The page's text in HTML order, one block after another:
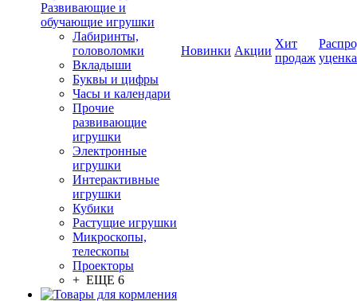
Развивающие и
обучающие игрушки
Лабиринты,
головоломки
Вкладыши
Буквы и цифры
Часы и календари
Прочие
развивающие
игрушки
Электронные
игрушки
Интерактивные
игрушки
Кубики
Растущие игрушки
Микроскопы,
телескопы
Проекторы
+ ЕЩЕ 6
Новинки Акции
Хит
продаж уценка